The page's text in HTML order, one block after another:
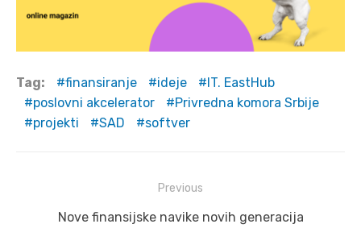
Tag: finansiranje ideje
IT. EastHub
poslovni akcelerator
Privredna komora Srbije
projekti
SAD softver
navigation
Previous
Previous
Nove finansijske navike novih generacija